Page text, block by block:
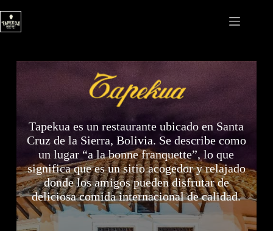
al
contenido
Tapekua es un restaurante ubicado en Santa
Cruz de la Sierra, Bolivia. Se describe como
un lugar “a la bonne franquette”, lo que
significa que es un sitio acogedor y relajado
donde los amigos pueden disfrutar de
deliciosa comida internacional de calidad.